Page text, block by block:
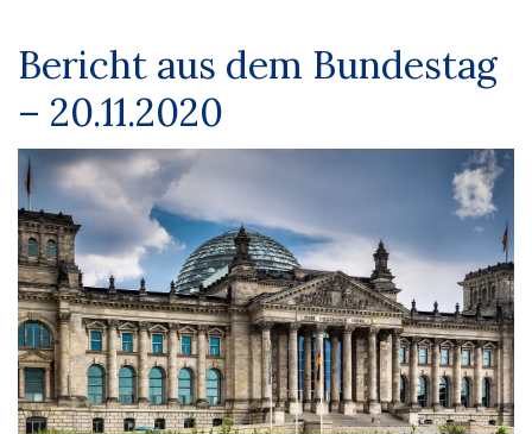
Bericht aus dem Bundestag
– 20.11.2020